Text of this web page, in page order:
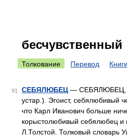
бесчувственный
Толкование Перевод Книги
91 СЕБЯЛЮБЕЦ — СЕБЯЛЮБЕЦ,
устар.). Эгоист, себялюбивый
что Карл Иванович больше
корыстолюбивый себялюбец и
Л.Толстой. Толковый словарь